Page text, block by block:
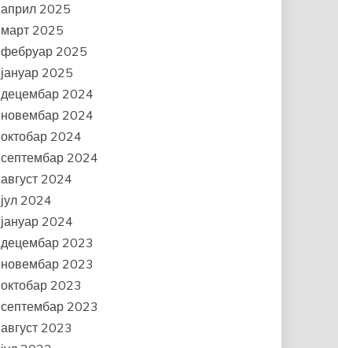
април 2025
март 2025
фебруар 2025
јануар 2025
децембар 2024
новембар 2024
октобар 2024
септембар 2024
август 2024
јул 2024
јануар 2024
децембар 2023
новембар 2023
октобар 2023
септембар 2023
август 2023